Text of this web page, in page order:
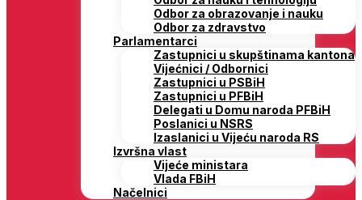
Odbor za obrazovanje i nauku
Odbor za zdravstvo
Parlamentarci
Zastupnici u skupštinama kantona
Vijećnici / Odbornici
Zastupnici u PSBiH
Zastupnici u PFBiH
Delegati u Domu naroda PFBiH
Poslanici u NSRS
Izaslanici u Vijeću naroda RS
Izvršna vlast
Vijeće ministara
Vlada FBiH
Načelnici